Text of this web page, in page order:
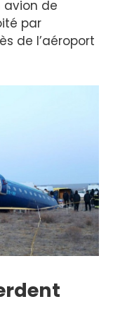
avion de
par
de l’aéroport